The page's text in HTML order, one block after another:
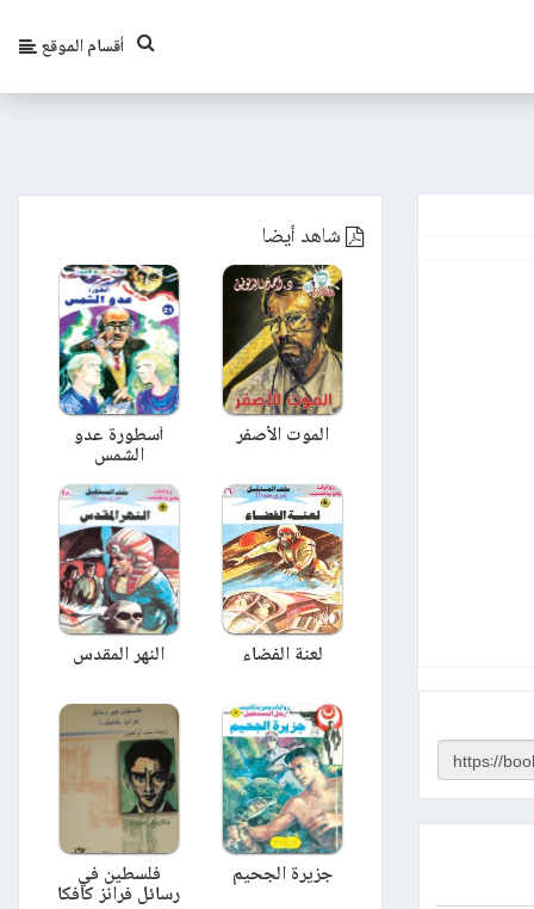
أقسام الموقع
شاهد أيضا
الموت الأصفر أسطورة عدو
الشمس
لعنة الفضاء النهر المقدس
جزيرة الجحيم فلسطين في
رسائل فرانز كافكا